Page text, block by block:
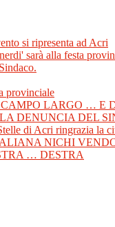
si ripresenta ad Acri
sarà alla festa
provinciale
CAMPO LARGO … E
LA DENUNCIA DEL
di Acri ringrazia la
NICHI
… DESTRA